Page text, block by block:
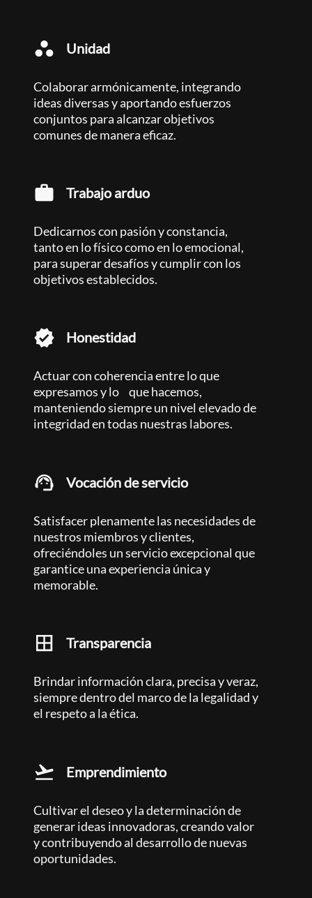
Unidad
Colaborar armónicamente, integrando
ideas diversas y aportando esfuerzos
conjuntos para alcanzar objetivos
comunes de manera eficaz.
Trabajo arduo
Dedicarnos con pasión y constancia,
tanto en lo físico como en lo emocional,
para superar desafíos y cumplir con los
objetivos establecidos.
Honestidad
Actuar con coherencia entre lo que
expresamos y lo que hacemos,
manteniendo siempre un nivel elevado de
integridad en todas nuestras labores.
Vocación de servicio
Satisfacer plenamente las necesidades de
nuestros miembros y clientes,
ofreciéndoles un servicio excepcional que
garantice una experiencia única y
memorable.
Transparencia
Brindar información clara, precisa y veraz,
siempre dentro del marco de la legalidad y
el respeto a la ética.
Emprendimiento
Cultivar el deseo y la determinación de
generar ideas innovadoras, creando valor
y contribuyendo al desarrollo de nuevas
oportunidades.